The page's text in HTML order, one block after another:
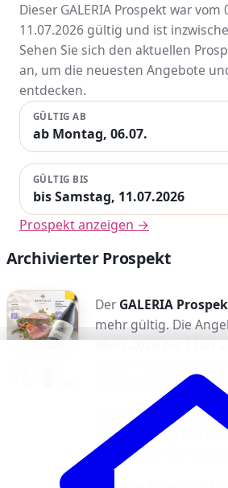
Dieser GALERIA Prospekt war vom
11.07.2026 gültig und ist
Sehen Sie sich den aktuellen
an, um die neuesten Angebote
entdecken.
GÜLTIG AB
ab Montag, 06.07.
GÜLTIG BIS
bis Samstag, 11.07.2026
Prospekt anzeigen →
Archivierter Prospekt
Der GALERIA
mehr gültig. Die
06.07.2026 bis
damaligen Prospekts.
Dieser Prospekt ist
Angebote von
weiterhin in der